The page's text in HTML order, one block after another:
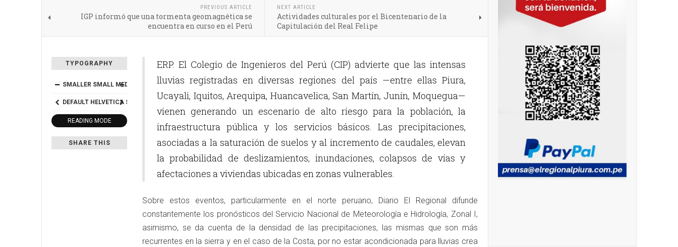
PREVIOUS ARTICLE
IGP informó que una tormenta geomagnética se
encuentra en curso en el Perú
NEXT ARTICLE
Actividades culturales por el Bicentenario de la
Capitulación del Real Felipe
TYPOGRAPHY
SMALLER SMALL MEDIUM BIGGER
DEFAULT HELVETICA SEGOE GEORGIA TIMES
READING MODE
SHARE THIS
ERP. El Colegio de Ingenieros del Perú (CIP) advierte que las intensas
lluvias registradas en diversas regiones del país —entre ellas Piura,
Ucayali, Iquitos, Arequipa, Huancavelica, San Martín, Junín, Moquegua—
vienen generando un escenario de alto riesgo para la población, la
infraestructura pública y los servicios básicos. Las precipitaciones,
asociadas a la saturación de suelos y al incremento de caudales, elevan
la probabilidad de deslizamientos, inundaciones, colapsos de vías y
afectaciones a viviendas ubicadas en zonas vulnerables.
Sobre estos eventos, particularmente en el norte peruano, Diario El Regional difunde
constantemente los pronósticos del Servicio Nacional de Meteorología e Hidrología, Zonal I,
asimismo, se da cuenta de la densidad de las precipitaciones, las mismas que son más
recurrentes en la sierra y en el caso de la Costa, por no estar acondicionada para lluvias crea